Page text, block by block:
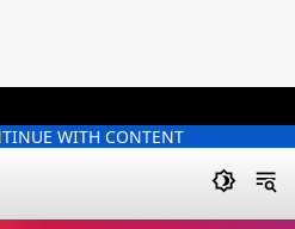
WITH CONTENT